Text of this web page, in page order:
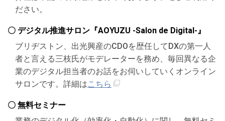
ださい。
〇 デジタル推進サロン『AOYUZU -Salon de Digital-』
ブリヂストン、出光興産のCDOを歴任してDXの第一人
者と言える三枝氏がモデレーターを務め、毎回異なる企
業のデジタル担当者のお話をお伺いしていくオンライン
サロンです。詳細はこちら
〇 無料セミナー